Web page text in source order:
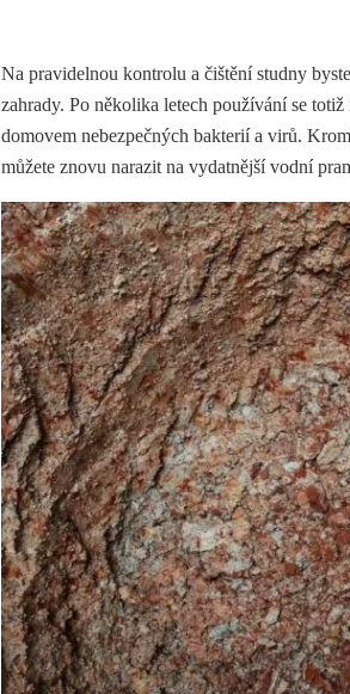
Na pravidelnou kontrolu a čištění studny
zahrady. Po několika letech používání se
domovem nebezpečných bakterií a virů.
můžete znovu narazit na vydatnější vodní